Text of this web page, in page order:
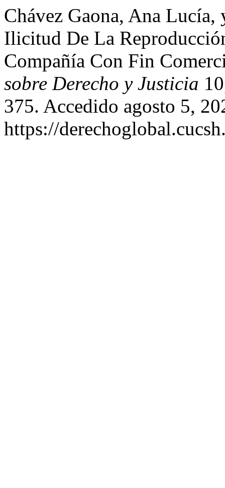
Chávez Gaona, Ana Lucía,
Ilicitud De La
Compañía Con Fin
sobre Derecho y Justicia
375. Accedido agosto 5,
https://